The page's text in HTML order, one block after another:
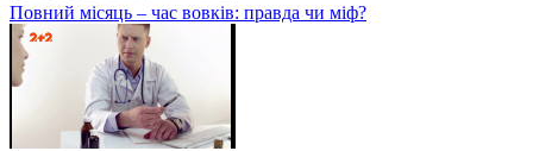
Повний місяць – час вовків: правда чи міф?